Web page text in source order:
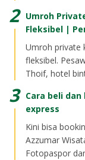
Umroh
Fleksibel |
Umroh private
fleksibel.
Thoif, hotel
Cara beli
express
Kini bisa
Azzumar
Fotopaspor